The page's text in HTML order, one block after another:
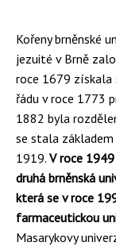
Kořeny brněnské
jezuité v Brně
roce 1679 získala
řádu v roce 1773
1882 byla
se stala základem
1919. V roce
druhá brněnská
která se v roce
farmaceutickou
Masarykovy